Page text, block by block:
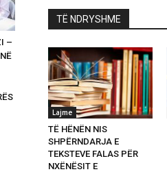
–
TË NDRYSHME
Lajme
TË HËNËN NIS
SHPËRNDARJA E
TEKSTEVE FALAS PËR
NXËNËSIT E